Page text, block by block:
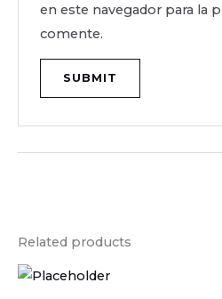
en este navegador para la
comente.
Related products